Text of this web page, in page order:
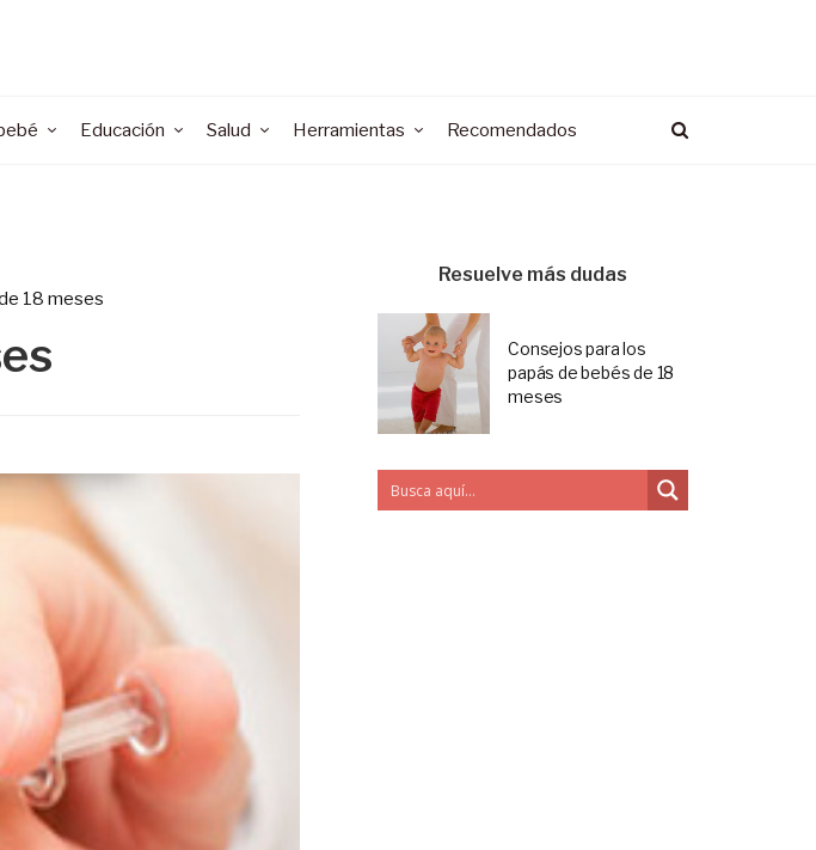
Educación Salud Herramientas Recomendados
18 meses
Resuelve más dudas
Consejos para los
papás de bebés de 18
meses